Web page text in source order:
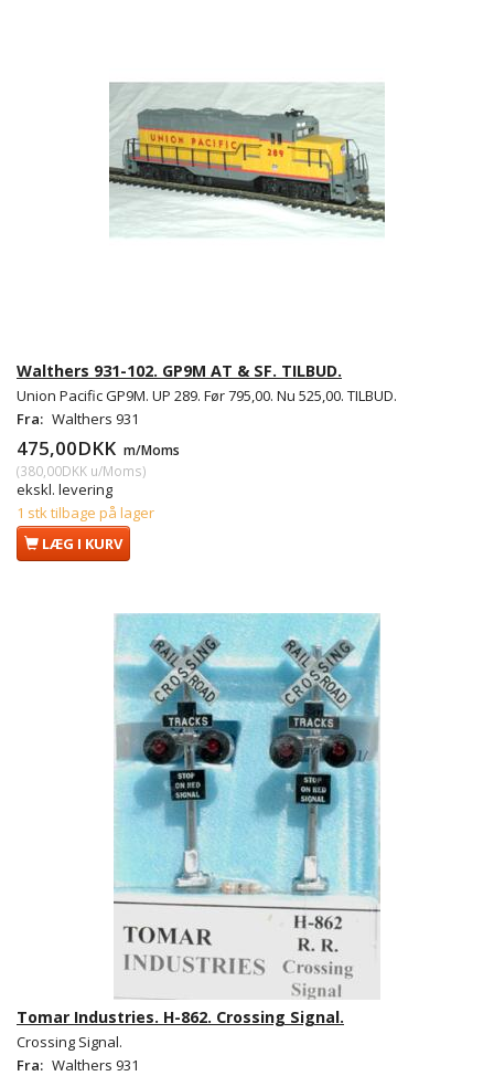
Walthers 931-102. GP9M AT & SF. TILBUD.
Union Pacific GP9M. UP 289. Før 795,00. Nu 525,00. TILBUD.
Fra: Walthers 931
475,00DKK m/Moms
(380,00DKK u/Moms)
ekskl. levering
1 stk tilbage på lager
LÆG I KURV
Tomar Industries. H-862. Crossing Signal.
Crossing Signal.
Fra: Walthers 931